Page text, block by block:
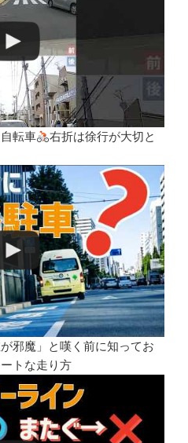
転車
右折は徐行が大切と
邪魔」と嘆く前に知ってお
トな走り方